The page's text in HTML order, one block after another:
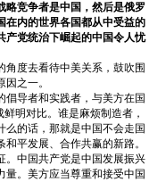
略竞争者是中国，然后是俄罗
在内的世界各国都从中受益的
产党统治下崛起的中国令人忧
度去看待中美关系，鼓吹围
之一。
导者和实践者，与美方在国
明对比。谁是麻烦制造者，
么的话，那就是中国不会走国
平发展、合作共赢的新路。
中国共产党是中国发展振兴
量。美方应当尊重和接受中国